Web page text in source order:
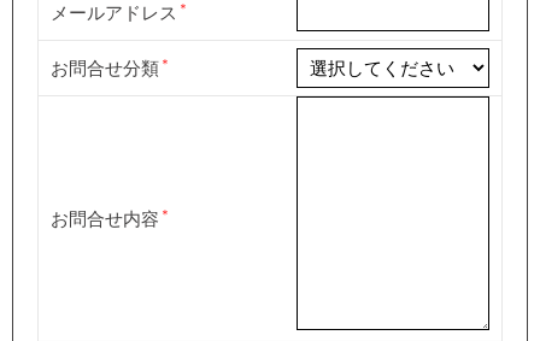
メールアドレス
お問合せ分類
お問合せ内容